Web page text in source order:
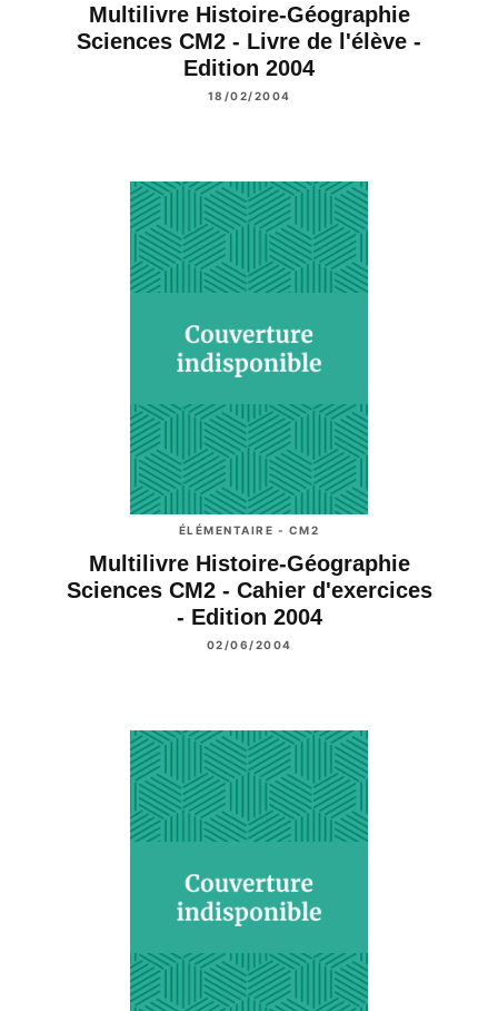
Multilivre Histoire-Géographie
Sciences CM2 - Livre de l'élève -
Edition 2004
18/02/2004
ÉLÉMENTAIRE - CM2
Multilivre Histoire-Géographie
Sciences CM2 - Cahier d'exercices
- Edition 2004
02/06/2004